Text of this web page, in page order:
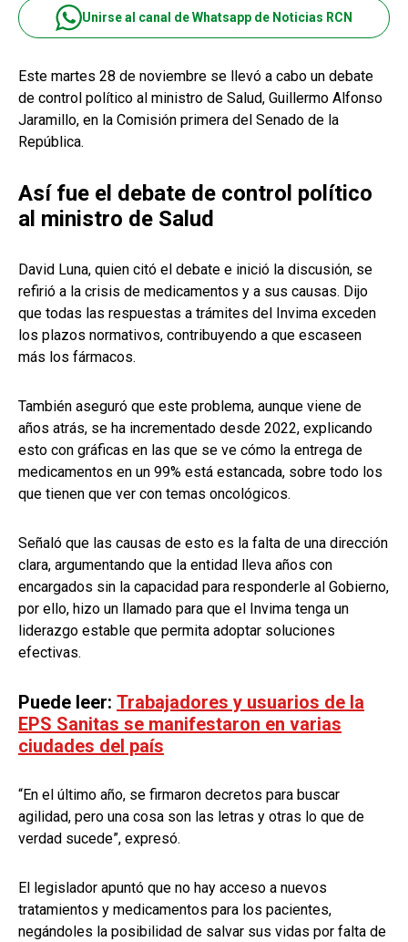
Unirse al canal de Whatsapp de Noticias RCN
Este martes 28 de noviembre se llevó a cabo un debate
de control político al ministro de Salud, Guillermo Alfonso
Jaramillo, en la Comisión primera del Senado de la
República.
Así fue el debate de control político
al ministro de Salud
David Luna, quien citó el debate e inició la discusión, se
refirió a la crisis de medicamentos y a sus causas. Dijo
que todas las respuestas a trámites del Invima exceden
los plazos normativos, contribuyendo a que escaseen
más los fármacos.
También aseguró que este problema, aunque viene de
años atrás, se ha incrementado desde 2022, explicando
esto con gráficas en las que se ve cómo la entrega de
medicamentos en un 99% está estancada, sobre todo los
que tienen que ver con temas oncológicos.
Señaló que las causas de esto es la falta de una dirección
clara, argumentando que la entidad lleva años con
encargados sin la capacidad para responderle al Gobierno,
por ello, hizo un llamado para que el Invima tenga un
liderazgo estable que permita adoptar soluciones
efectivas.
Puede leer: Trabajadores y usuarios de la
EPS Sanitas se manifestaron en varias
ciudades del país
“En el último año, se firmaron decretos para buscar
agilidad, pero una cosa son las letras y otras lo que de
verdad sucede”, expresó.
El legislador apuntó que no hay acceso a nuevos
tratamientos y medicamentos para los pacientes,
negándoles la posibilidad de salvar sus vidas por falta de